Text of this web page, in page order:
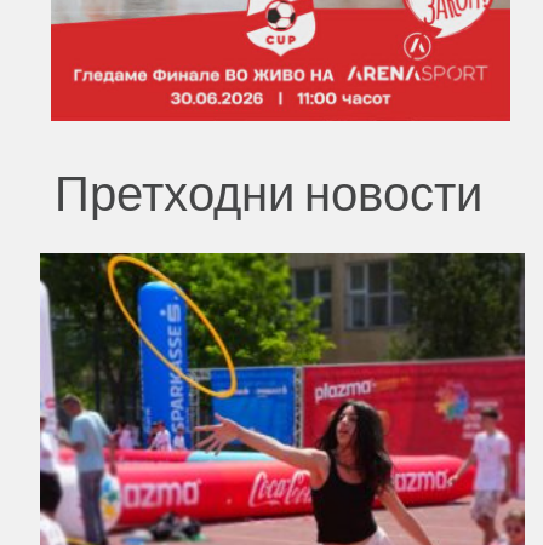
Претходни новости